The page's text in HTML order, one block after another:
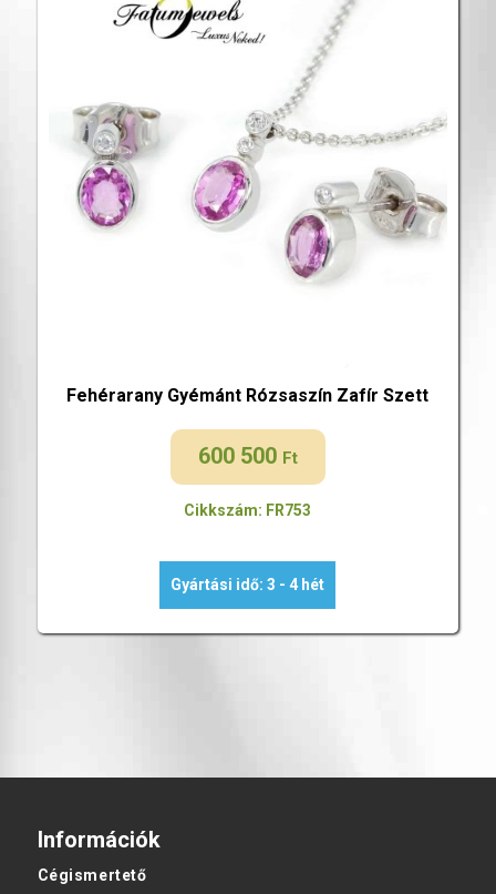
Fehérarany Gyémánt Rózsaszín Zafír Szett
600 500 Ft
Cikkszám: FR753
Gyártási idő: 3 - 4 hét
Információk
Cégismertető